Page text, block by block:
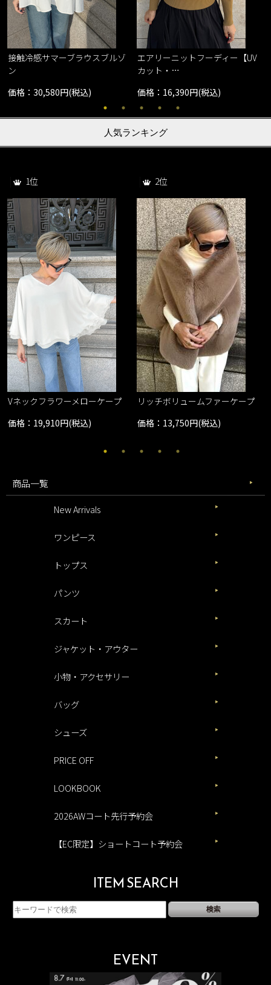
接触冷感サマーブラウスブルゾ
ン
価格：30,580円(税込)
エアリーニットフーディー【UV
カット・…
価格：16,390円(税込)
人気ランキング
1位
Vネックフラワーメローケープ
価格：19,910円(税込)
2位
リッチボリュームファーケープ
価格：13,750円(税込)
商品一覧
New Arrivals
ワンピース
トップス
パンツ
スカート
ジャケット・アウター
小物・アクセサリー
バッグ
シューズ
PRICE OFF
LOOKBOOK
2026AWコート先行予約会
【EC限定】ショートコート予約会
ITEM SEARCH
EVENT